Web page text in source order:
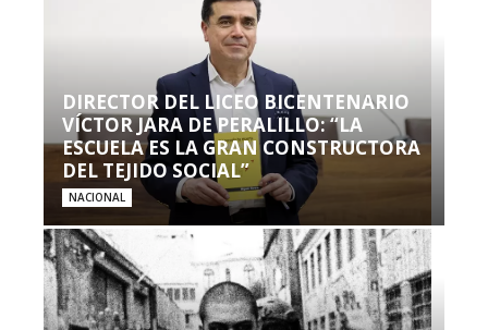
DIRECTOR DEL LICEO BICENTENARIO
VÍCTOR JARA DE PERALILLO: “LA
ESCUELA ES LA GRAN CONSTRUCTORA
DEL TEJIDO SOCIAL”
NACIONAL